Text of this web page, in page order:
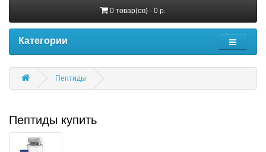
0 товар(ов) - 0 р.
Категории
Пептиды
Пептиды купить